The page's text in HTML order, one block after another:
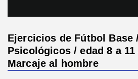
Ejercicios de Fútbol Base
Psicológicos / edad 8 a
Marcaje al hombre